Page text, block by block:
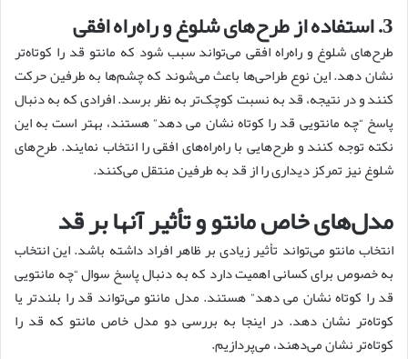
3. استفاده از طرح‌های شلوغ و راه‌راه افقی
طرح‌های شلوغ و راه‌راه افقی می‌تواند سبب شود که مانتو قد را کوتاه‌تر
نشان دهد. این نوع طراحی‌ها باعث می‌شوند که چشم‌ها به طرفین حرکت
کنند و در نتیجه، قد به نسبت کوچک‌تر به نظر برسد. افرادی که به دنبال
پاسخ “چه مانتویی قد را کوتاه نشان می دهد” هستند، بهتر است به این
نکته توجه کنند و طرح‌هایی با راه‌راه‌های افقی را انتخاب نمایند. طرح‌های
شلوغ نیز تمرکز دیداری را از قد به طرفین منتقل می‌کنند.
مدل‌های خاص مانتو و تأثیر آنها بر قد
انتخاب مانتو می‌تواند تأثیر زیادی بر ظاهر افراد داشته باشد. این انتخاب
به خصوص برای کسانی اهمیت دارد که به دنبال پاسخ سوال “چه مانتویی
قد را کوتاه نشان می دهد” هستند. مدل مانتو می‌تواند قد را بلندتر یا
کوتاه‌تر نشان دهد. در اینجا به بررسی دو مدل خاص مانتو که قد را
کوتاه‌تر نشان می‌دهند، می‌پردازیم.